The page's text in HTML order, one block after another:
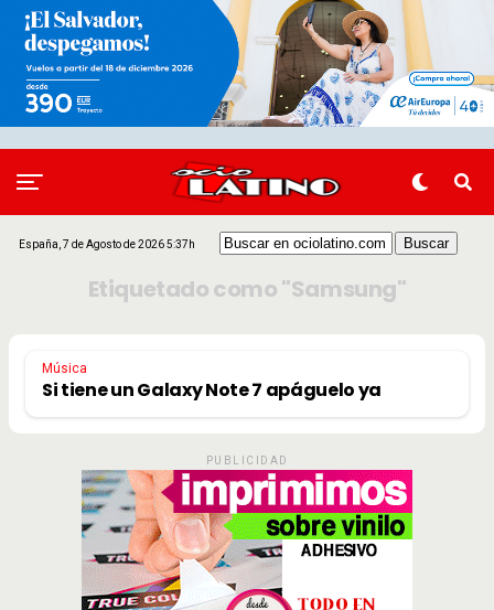
España, 7 de Agosto de 2026 5:37h
Etiquetado como "Samsung"
Música
Si tiene un Galaxy Note 7 apáguelo ya
PUBLICIDAD